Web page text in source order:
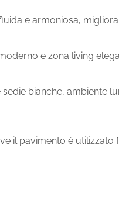
e armoniosa,
il pavimento è